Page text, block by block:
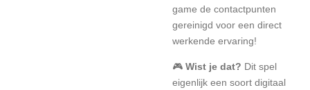
game de contactpunten
gereinigd voor een direct
werkende ervaring!
🎮 Wist je dat? Dit spel
eigenlijk een soort digitaal